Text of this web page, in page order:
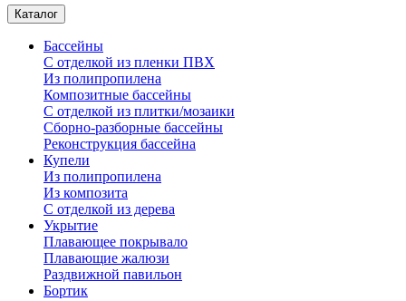
Каталог
Бассейны
С отделкой из пленки ПВХ
Из полипропилена
Композитные бассейны
С отделкой из плитки/мозаики
Сборно-разборные бассейны
Реконструкция бассейна
Купели
Из полипропилена
Из композита
С отделкой из дерева
Укрытие
Плавающее покрывало
Плавающие жалюзи
Раздвижной павильон
Бортик